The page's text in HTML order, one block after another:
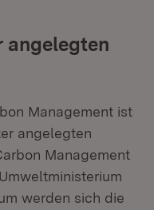
angelegten
Management ist
angelegten
Management
werden sich die